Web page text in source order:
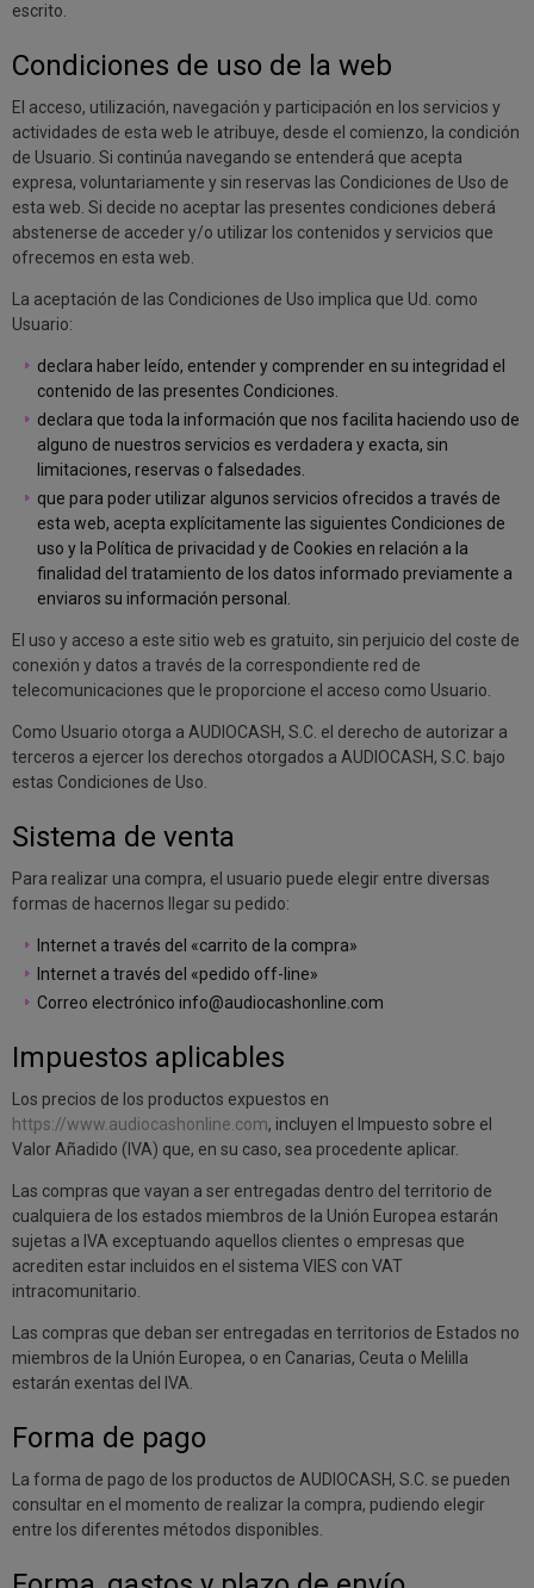
escrito.
Condiciones de uso de la web
El acceso, utilización, navegación y participación en los servicios y
actividades de esta web le atribuye, desde el comienzo, la condición
de Usuario. Si continúa navegando se entenderá que acepta
expresa, voluntariamente y sin reservas las Condiciones de Uso de
esta web. Si decide no aceptar las presentes condiciones deberá
abstenerse de acceder y/o utilizar los contenidos y servicios que
ofrecemos en esta web.
La aceptación de las Condiciones de Uso implica que Ud. como
Usuario:
declara haber leído, entender y comprender en su integridad el
contenido de las presentes Condiciones.
declara que toda la información que nos facilita haciendo uso de
alguno de nuestros servicios es verdadera y exacta, sin
limitaciones, reservas o falsedades.
que para poder utilizar algunos servicios ofrecidos a través de
esta web, acepta explícitamente las siguientes Condiciones de
uso y la Política de privacidad y de Cookies en relación a la
finalidad del tratamiento de los datos informado previamente a
enviaros su información personal.
El uso y acceso a este sitio web es gratuito, sin perjuicio del coste de
conexión y datos a través de la correspondiente red de
telecomunicaciones que le proporcione el acceso como Usuario.
Como Usuario otorga a AUDIOCASH, S.C. el derecho de autorizar a
terceros a ejercer los derechos otorgados a AUDIOCASH, S.C. bajo
estas Condiciones de Uso.
Sistema de venta
Para realizar una compra, el usuario puede elegir entre diversas
formas de hacernos llegar su pedido:
Internet a través del «carrito de la compra»
Internet a través del «pedido off-line»
Correo electrónico info@audiocashonline.com
Impuestos aplicables
Los precios de los productos expuestos en
https://www.audiocashonline.com, incluyen el Impuesto sobre el
Valor Añadido (IVA) que, en su caso, sea procedente aplicar.
Las compras que vayan a ser entregadas dentro del territorio de
cualquiera de los estados miembros de la Unión Europea estarán
sujetas a IVA exceptuando aquellos clientes o empresas que
acrediten estar incluidos en el sistema VIES con VAT
intracomunitario.
Las compras que deban ser entregadas en territorios de Estados no
miembros de la Unión Europea, o en Canarias, Ceuta o Melilla
estarán exentas del IVA.
Forma de pago
La forma de pago de los productos de AUDIOCASH, S.C. se pueden
consultar en el momento de realizar la compra, pudiendo elegir
entre los diferentes métodos disponibles.